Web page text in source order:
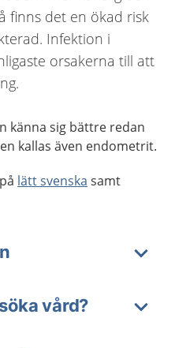
finns det en ökad risk
Infektion i
orsakerna till att
känna sig bättre redan
kallas även endometrit.
lätt svenska samt
vård?